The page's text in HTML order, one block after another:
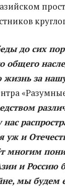
до сих
общего
жизнь за
уж и
многим
и Россию
мы